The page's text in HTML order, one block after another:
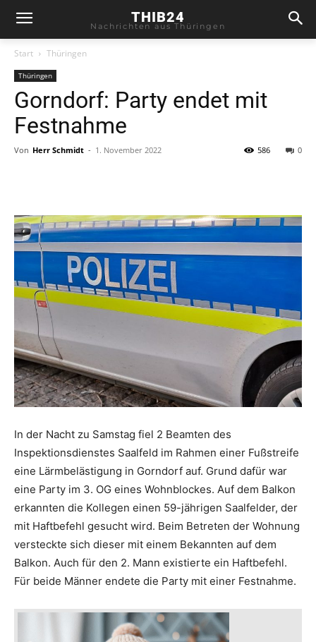
THIB24
Nachrichten aus Thüringen
Start Thüringen
Thüringen
Gorndorf: Party endet mit
Festnahme
Von Herr Schmidt - 1. November 2022 0
586
In der Nacht zu Samstag fiel 2 Beamten des
Inspektionsdienstes Saalfeld im Rahmen einer Fußstreife
eine Lärmbelästigung in Gorndorf auf. Grund dafür war
eine Party im 3. OG eines Wohnblockes. Auf dem Balkon
erkannten die Kollegen einen 59-jährigen Saalfelder, der
mit Haftbefehl gesucht wird. Beim Betreten der Wohnung
versteckte sich dieser mit einem Bekannten auf dem
Balkon. Auch für den 2. Mann existierte ein Haftbefehl.
Für beide Männer endete die Party mit einer Festnahme.